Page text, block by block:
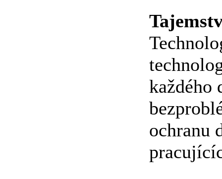
každého
ochranu